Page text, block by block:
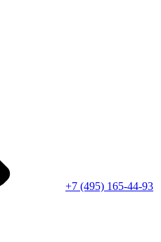
+7 (495) 165-44-93